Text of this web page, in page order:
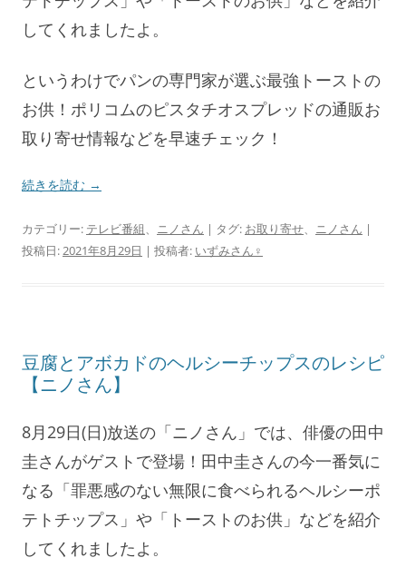
してくれましたよ。
というわけでパンの専門家が選ぶ最強トーストの
お供！ポリコムのピスタチオスプレッドの通販お
取り寄せ情報などを早速チェック！
続きを読む →
カテゴリー: テレビ番組、 ニノさん | タグ: お取り寄せ、 ニノさん |
投稿日:2021年8月29日 | 投稿者: いずみさん♀
豆腐とアボカドのヘルシーチップスのレシピ
【ニノさん】
8月29日(日)放送の「ニノさん」では、俳優の田中
圭さんがゲストで登場！田中圭さんの今一番気に
なる「罪悪感のない無限に食べられるヘルシーポ
テトチップス」や「トーストのお供」などを紹介
してくれましたよ。